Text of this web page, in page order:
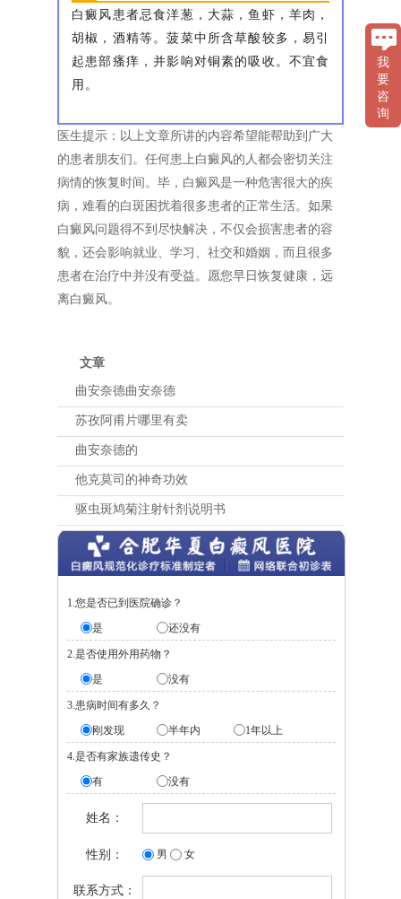
白癜风患者忌食洋葱，大蒜，鱼虾，羊肉，
胡椒，酒精等。菠菜中所含草酸较多，易引
起患部瘙痒，并影响对铜素的吸收。不宜食
用。
医生提示：以上文章所讲的内容希望能帮助到广大
的患者朋友们。任何患上白癜风的人都会密切关注
病情的恢复时间。毕，白癜风是一种危害很大的疾
病，难看的白斑困扰着很多患者的正常生活。如果
白癜风问题得不到尽快解决，不仅会损害患者的容
貌，还会影响就业、学习、社交和婚姻，而且很多
患者在治疗中并没有受益。愿您早日恢复健康，远
离白癜风。
文章
曲安奈德曲安奈德
苏孜阿甫片哪里有卖
曲安奈德的
他克莫司的神奇功效
驱虫斑鸠菊注射针剂说明书
1.您是否已到医院确诊？
是
还没有
2.是否使用外用药物？
是
没有
3.患病时间有多久？
刚发现
半年内 1年以上
4.是否有家族遗传史？
有
没有
姓名：
性别： 男 女
联系方式：
我
要
咨
询